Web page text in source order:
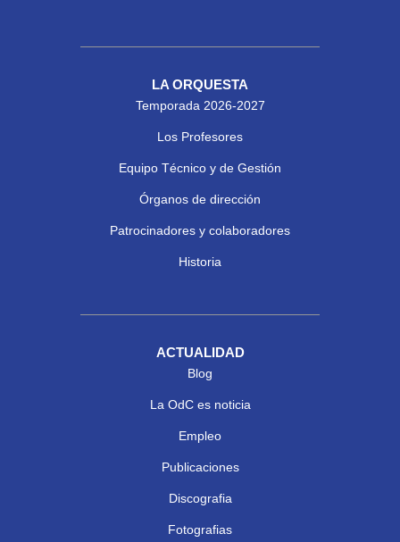
LA ORQUESTA
Temporada 2026-2027
Los Profesores
Equipo Técnico y de Gestión
Órganos de dirección
Patrocinadores y colaboradores
Historia
ACTUALIDAD
Blog
La OdC es noticia
Empleo
Publicaciones
Discografia
Fotografias